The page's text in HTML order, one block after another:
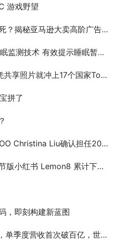
游戏野望
秘亚马逊大卖高阶广告新打法
技术 有效提示睡眠暂停风险
17个国家Top1的密友社交产品，魅力何在？
拼了
全球互联网产业CEO大会 线上游戏分论坛演讲嘉宾
书 Lemon8 累计下载量超百万
，即刻构建新蓝图
收首次破百亿，世纪华通稳坐A股第一